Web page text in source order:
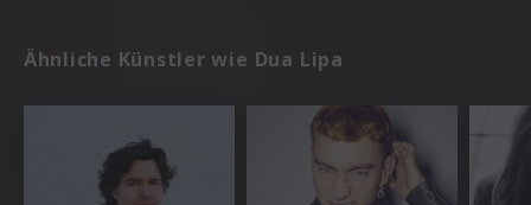
Ähnliche Künstler wie Dua Lipa